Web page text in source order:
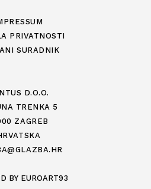
PRIVATNOSTI
SURADNIK
D.O.O.
TRENKA 5
ZAGREB
BY EUROART93